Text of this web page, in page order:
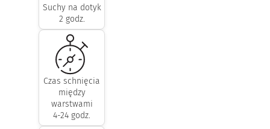
Suchy na dotyk
2 godz.
Czas schnięcia
między
warstwami
4-24 godz.